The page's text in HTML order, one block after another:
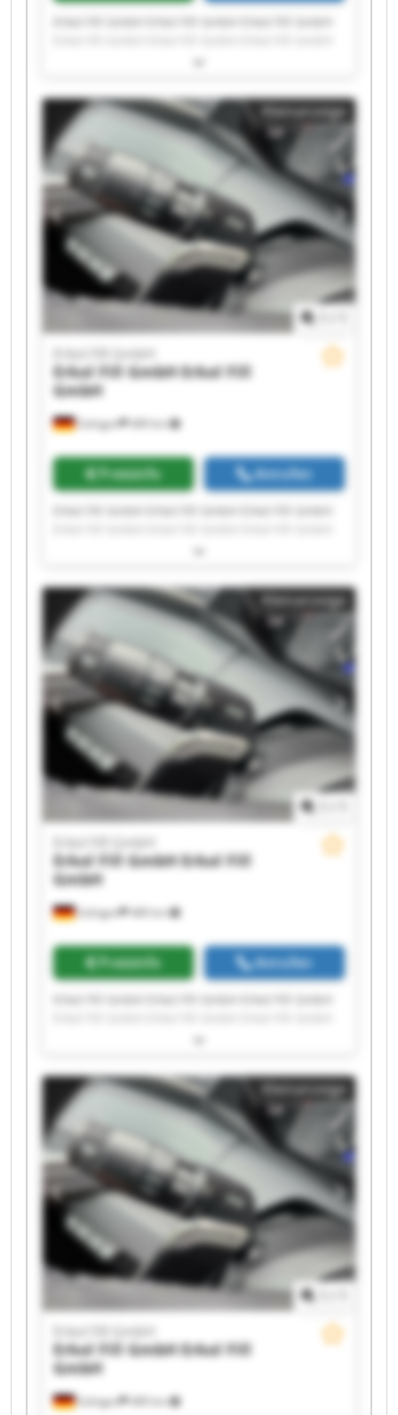
Erkol Fill GmbH Erkol Fill GmbH Erkol Fill GmbH
Erkol Fill GmbH Erkol Fill GmbH Erkol Fill GmbH
Erkol Fill GmbH Erkol Fill GmbH Erkol Fill GmbH
Erkol Fill GmbH Erkol Fill GmbH Erkol Fill GmbH
Erkol Fill GmbH Erkol Fill GmbH
Kleinanzeige
Solingen 489 km
Erkol Fill GmbH
Erkol Fill GmbHErkol Fill
GmbH
Preisinfo Anrufen
Erkol Fill GmbH Erkol Fill GmbH Erkol Fill GmbH
Erkol Fill GmbH Erkol Fill GmbH Erkol Fill GmbH
Erkol Fill GmbH Erkol Fill GmbH Erkol Fill GmbH
Erkol Fill GmbH Erkol Fill GmbH Erkol Fill GmbH
Erkol Fill GmbH Erkol Fill GmbH
Kleinanzeige
Solingen 489 km
Erkol Fill GmbH
Erkol Fill GmbHErkol Fill
GmbH
Preisinfo Anrufen
Erkol Fill GmbH Erkol Fill GmbH Erkol Fill GmbH
Erkol Fill GmbH Erkol Fill GmbH Erkol Fill GmbH
Erkol Fill GmbH Erkol Fill GmbH Erkol Fill GmbH
Erkol Fill GmbH Erkol Fill GmbH Erkol Fill GmbH
Erkol Fill GmbH Erkol Fill GmbH
Kleinanzeige
Solingen 489 km
Erkol Fill GmbH
Erkol Fill GmbHErkol Fill
GmbH